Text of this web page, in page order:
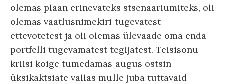
olemas plaan erinevateks stsenaariumiteks, oli
olemas vaatlusnimekiri tugevatest
ettevõtetest ja oli olemas ülevaade oma enda
portfelli tugevamatest tegijatest. Teisisõnu
kriisi kõige tumedamas augus ostsin
üksikaktsiate vallas mulle juba tuttavaid